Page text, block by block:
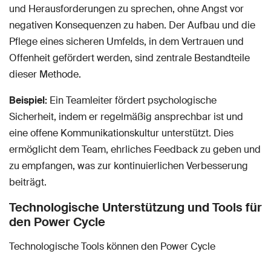
und Herausforderungen zu sprechen, ohne Angst vor
negativen Konsequenzen zu haben. Der Aufbau und die
Pflege eines sicheren Umfelds, in dem Vertrauen und
Offenheit gefördert werden, sind zentrale Bestandteile
dieser Methode.
Beispiel: Ein Teamleiter fördert psychologische
Sicherheit, indem er regelmäßig ansprechbar ist und
eine offene Kommunikationskultur unterstützt. Dies
ermöglicht dem Team, ehrliches Feedback zu geben und
zu empfangen, was zur kontinuierlichen Verbesserung
beiträgt.
Technologische Unterstützung und Tools für
den Power Cycle
Technologische Tools können den Power Cycle